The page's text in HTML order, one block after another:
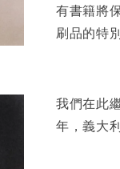
有書籍將
刷品的特
我們在此
年，義大